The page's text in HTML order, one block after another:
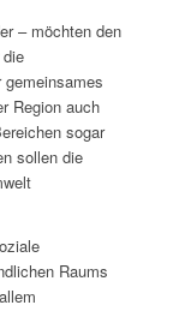
– möchten den
gemeinsames
Region auch
sogar
sollen die
Raums